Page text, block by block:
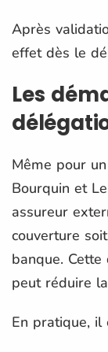
Après
effet dès le
Les
Même pour
Bourquin et
assureur
couverture
banque. Cette
peut réduire
En pratique, il